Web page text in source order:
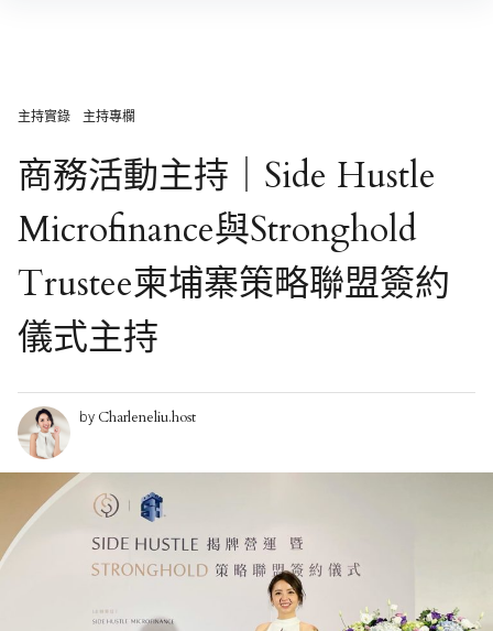
主持實錄 主持專欄
商務活動主持｜Side Hustle
Microfinance與Stronghold
Trustee柬埔寨策略聯盟簽約
儀式主持
by Charleneliu.host